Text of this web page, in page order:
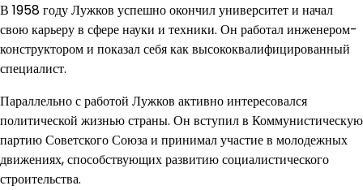
В 1958 году Лужков успешно окончил университет и начал
свою карьеру в сфере науки и техники. Он работал инженером-
конструктором и показал себя как высококвалифицированный
специалист.
Параллельно с работой Лужков активно интересовался
политической жизнью страны. Он вступил в Коммунистическую
партию Советского Союза и принимал участие в молодежных
движениях, способствующих развитию социалистического
строительства.